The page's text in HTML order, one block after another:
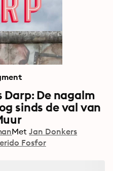
Darp: De nagalm
sinds de val van
Met Jan Donkers
Fosfor